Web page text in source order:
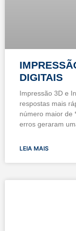
DIGITAIS
Impressão 3D e
respostas mais
número maior de
erros geraram
LEIA MAIS